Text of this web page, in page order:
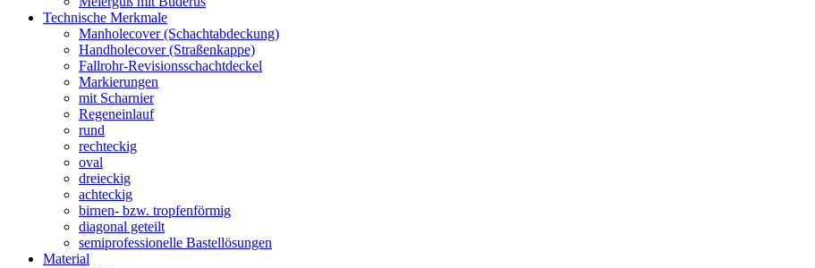
Technische Merkmale
Manholecover (Schachtabdeckung)
Handholecover (Straßenkappe)
Fallrohr-Revisionsschachtdeckel
Markierungen
mit Scharnier
Regeneinlauf
rund
rechteckig
oval
dreieckig
achteckig
birnen- bzw. tropfenförmig
diagonal geteilt
semiprofessionelle Bastellösungen
Material